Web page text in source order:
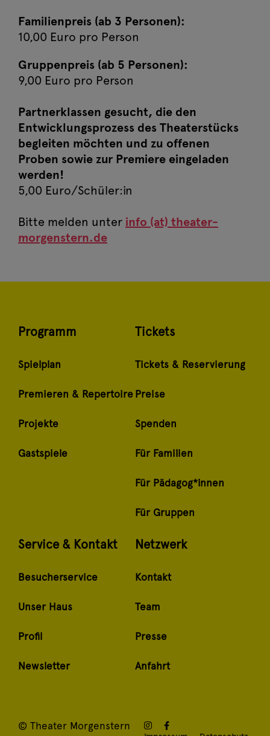
Familienpreis (ab 3 Personen):
10,00 Euro pro Person
Gruppenpreis (ab 5 Personen):
9,00 Euro pro Person
Partnerklassen gesucht, die den
Entwicklungsprozess des Theaterstücks
begleiten möchten und zu offenen
Proben sowie zur Premiere eingeladen
werden!
5,00 Euro/Schüler:in
Bitte melden unter info (at) theater-
morgenstern.de
Programm
Spielplan
Premieren & Repertoire
Projekte
Gastspiele
Tickets
Tickets & Reservierung
Preise
Spenden
Für Familien
Für Pädagog*innen
Für Gruppen
Service & Kontakt
Besucherservice
Unser Haus
Profil
Newsletter
Netzwerk
Kontakt
Team
Presse
Anfahrt
© Theater Morgenstern